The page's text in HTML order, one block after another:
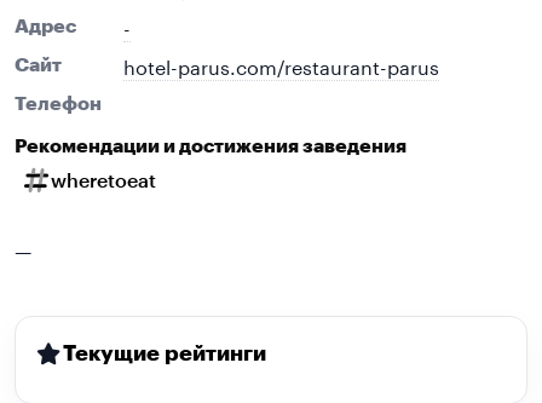
Адрес -
Сайт hotel-parus.com/restaurant-parus
Телефон
Рекомендации и достижения заведения
wheretoeat
—
Текущие рейтинги